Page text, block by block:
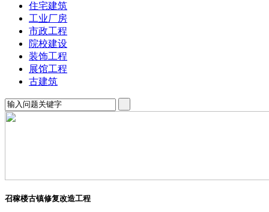
住宅建筑
工业厂房
市政工程
院校建设
装饰工程
展馆工程
古建筑
召稼楼古镇修复改造工程